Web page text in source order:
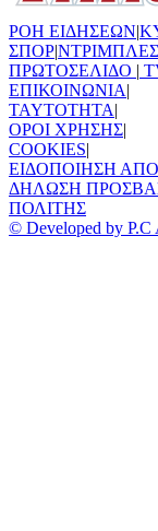
ΡΟΗ ΕΙΔΗΣΕΩΝ|
ΣΠΟΡ|ΝΤΡΙΜΠΛΕΣ
ΠΡΩΤΟΣΕΛΙΔΟ |
ΕΠΙΚΟΙΝΩΝΙΑ|
TAYTOTHTA|
ΟΡΟΙ ΧΡΗΣΗΣ|
COOKIES|
ΕΙΔΟΠΟΙΗΣΗ
ΔΗΛΩΣΗ
ΠΟΛΙΤΗΣ
© Developed by P.C